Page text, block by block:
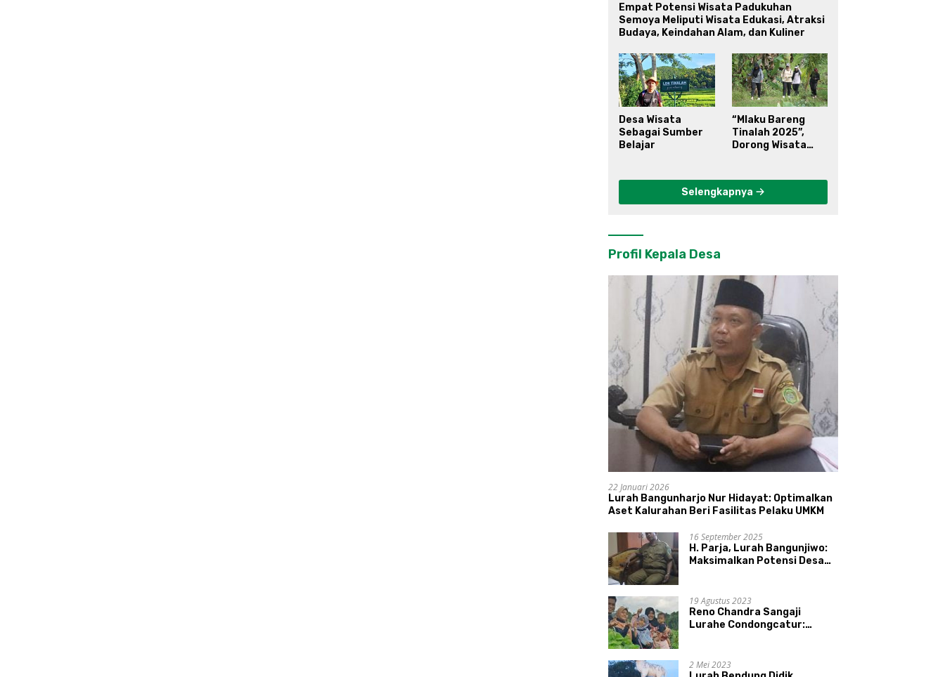
Empat Potensi Wisata Padukuhan
Semoya Meliputi Wisata Edukasi, Atraksi
Budaya, Keindahan Alam, dan Kuliner
Desa Wisata
Sebagai Sumber
Belajar
“Mlaku Bareng
Tinalah 2025”,
Dorong Wisata
Selengkapnya
Profil Kepala Desa
22 Januari 2026
Lurah Bangunharjo Nur Hidayat: Optimalkan
Aset Kalurahan Beri Fasilitas Pelaku UMKM
16 September 2025
H. Parja, Lurah Bangunjiwo:
Maksimalkan Potensi Desa
19 Agustus 2023
Reno Chandra Sangaji
Lurahe Condongcatur:
Masyarakat, dan Syukuri
2 Mei 2023